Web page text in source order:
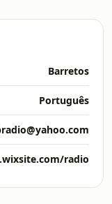
Barretos
Português
radio